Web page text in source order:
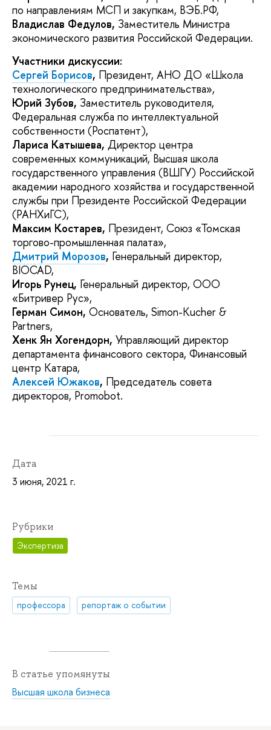
по направлениям МСП и закупкам, ВЭБ.РФ,
Владислав Федулов, Заместитель Министра
экономического развития Российской Федерации.
Участники дискуссии:
Сергей Борисов, Президент, АНО ДО «Школа
технологического предпринимательства»,
Юрий Зубов, Заместитель руководителя,
Федеральная служба по интеллектуальной
собственности (Роспатент),
Лариса Катышева, Директор центра
современных коммуникаций, Высшая школа
государственного управления (ВШГУ) Российской
академии народного хозяйства и государственной
службы при Президенте Российской Федерации
(РАНХиГС),
Максим Костарев, Президент, Союз «Томская
торгово-промышленная палата»,
Дмитрий Морозов, Генеральный директор,
BIOCAD,
Игорь Рунец, Генеральный директор, ООО
«Битривер Рус»,
Герман Симон, Основатель, Simon-Kucher &
Partners,
Хенк Ян Хогендорн, Управляющий директор
департамента финансового сектора, Финансовый
центр Катара,
Алексей Южаков, Председатель совета
директоров, Promobot.
Дата
3 июня, 2021 г.
Рубрики
Экспертиза
Темы
профессора репортаж о событии
В статье упомянуты
Высшая школа бизнеса